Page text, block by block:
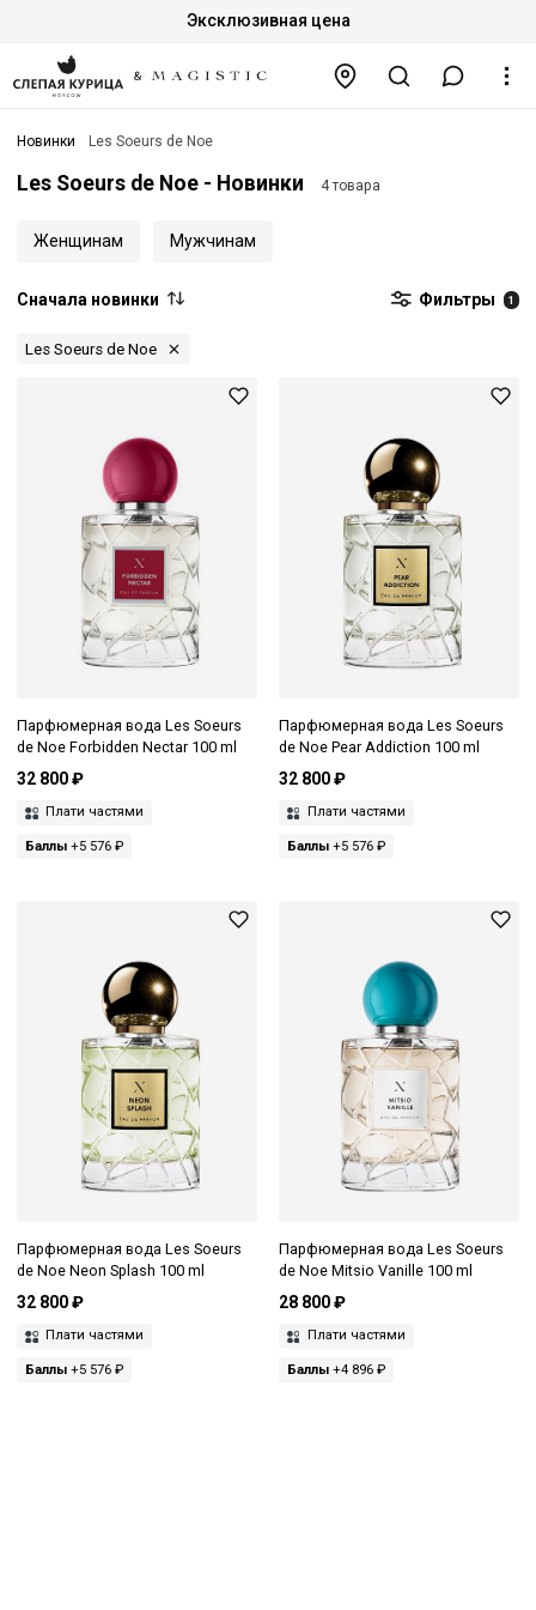
Эксклюзивная цена
Новинки Les Soeurs de Noe
Les Soeurs de Noe - Новинки 4 товара
Женщинам Мужчинам
Сначала новинки Фильтры 1
Les Soeurs de Noe
Парфюмерная вода Les Soeurs
de Noe Forbidden Nectar 100 ml
32 800 ₽
Плати частями
Баллы +5 576 ₽
Парфюмерная вода Les Soeurs
de Noe Pear Addiction 100 ml
32 800 ₽
Плати частями
Баллы+5 576 ₽
Парфюмерная вода Les Soeurs
de Noe Neon Splash 100 ml
32 800 ₽
Плати частями
Баллы +5 576 ₽
Парфюмерная вода Les Soeurs
de Noe Mitsio Vanille 100 ml
28 800 ₽
Плати частями
Баллы+4 896 ₽